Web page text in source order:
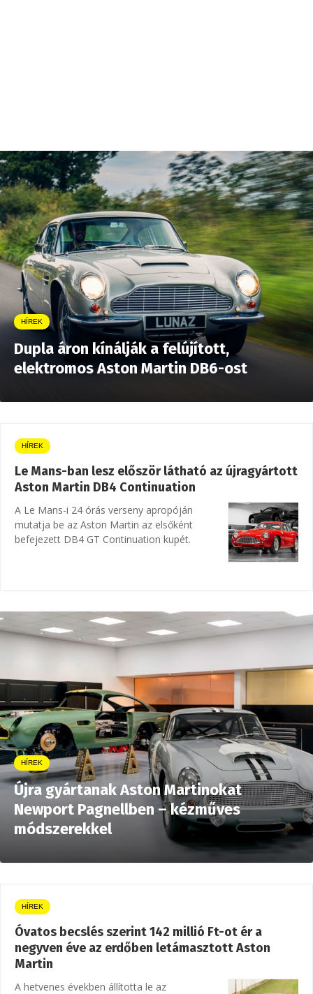
HÍREK
Dupla áron kínálják a felújított,
elektromos Aston Martin DB6-ost
HÍREK
Le Mans-ban lesz először látható az újragyártott
Aston Martin DB4 Continuation
A Le Mans-i 24 órás verseny apropóján
mutatja be az Aston Martin az elsőként
befejezett DB4 GT Continuation kupét.
HÍREK
Újra gyártanak Aston Martinokat
Newport Pagnellben – kézműves
módszerekkel
HÍREK
Óvatos becslés szerint 142 millió Ft-ot ér a
negyven éve az erdőben letámasztott Aston
Martin
A hetvenes években állította le az